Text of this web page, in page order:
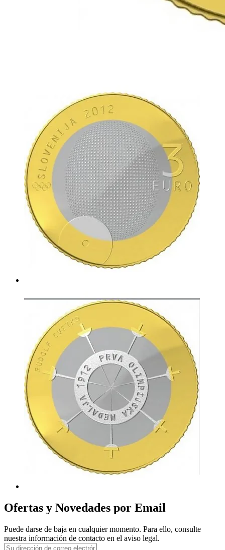
Ofertas y Novedades por Email
Puede darse de baja en cualquier momento. Para ello, consulte
nuestra información de contacto en el aviso legal.